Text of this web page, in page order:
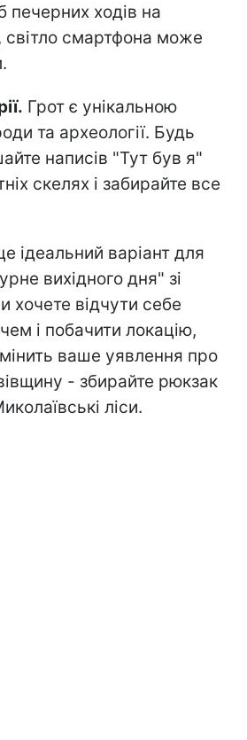
печерних ходів на
світло смартфона може
Грот є унікальною
та археології. Будь
написів "Тут був я"
скелях і забирайте все
ідеальний варіант для
вихідного дня" зі
хочете відчути себе
і побачити локацію,
ваше уявлення про
- збирайте рюкзак
ліси.